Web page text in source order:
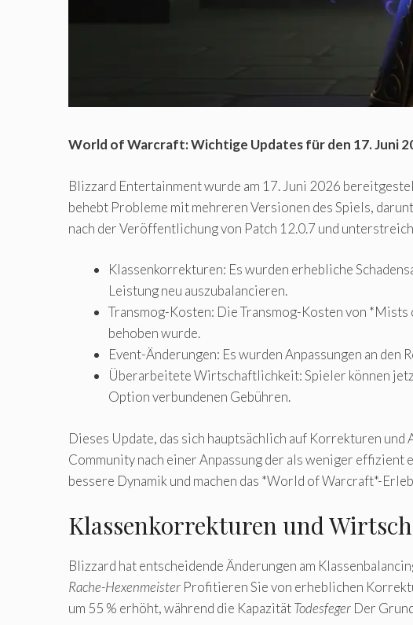
World of Warcraft: Wichtige Updates für den 17. Juni
Blizzard Entertainment wurde am 17. Juni 2026
behebt Probleme mit mehreren Versionen des Spiels,
nach der Veröffentlichung von Patch 12.0.7 und
Klassenkorrekturen: Es wurden erhebliche
Leistung neu auszubalancieren.
Transmog-Kosten: Die Transmog-Kosten von
behoben wurde.
Event-Änderungen: Es wurden Anpassungen an
Überarbeitete Wirtschaftlichkeit: Spieler können
Option verbundenen Gebühren.
Dieses Update, das sich hauptsächlich auf Korrekturen
Community nach einer Anpassung der als weniger
bessere Dynamik und machen das *World of Warcraft*-
Klassenkorrekturen und
Blizzard hat entscheidende Änderungen am
Rache-Hexenmeister Profitieren Sie von erheblichen
um 55 % erhöht, während die KapazitätTodesfeger Der